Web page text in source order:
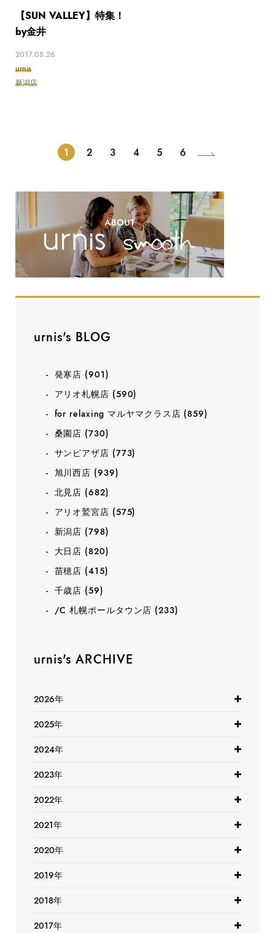
【SUN VALLEY】特集！
by金井
2017.08.26
urnis
新潟店
1 2 3 4 5 6
urnis's BLOG
発寒店 (901)
アリオ札幌店 (590)
for relaxing マルヤマクラス店 (859)
桑園店 (730)
サンピアザ店 (773)
旭川西店 (939)
北見店 (682)
アリオ鷲宮店 (575)
新潟店 (798)
大日店 (820)
苗穂店 (415)
千歳店 (59)
/C 札幌ポールタウン店 (233)
urnis's ARCHIVE
2026年
2025年
2024年
2023年
2022年
2021年
2020年
2019年
2018年
2017年